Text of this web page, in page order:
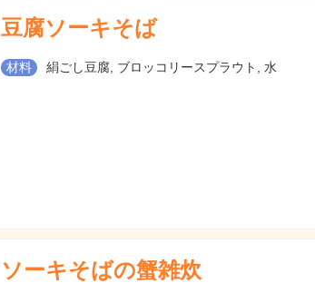
豆腐ソーキそば
材料 絹ごし豆腐, ブロッコリースプラウト, 水
ソーキそばの蟹雑炊